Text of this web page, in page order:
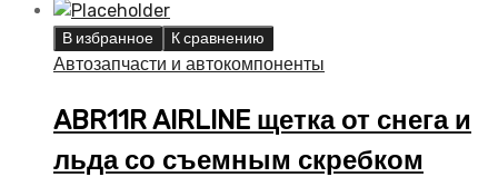
В избранное К сравнению
Автозапчасти и автокомпоненты
ABR11R AIRLINE щетка от снега и
льда со съемным скребком